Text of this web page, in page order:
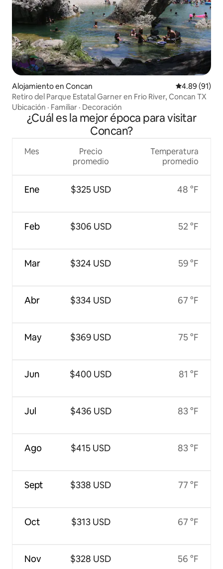
Alojamiento en Concan Calificación
4.89 (91)
Retiro del Parque Estatal Garner en Frio River, Concan TX
Ubicación · Familiar · Decoración
¿Cuál es la mejor época para visitar
Concan?
Mes
Ene
Feb
Mar
Abr
May
Jun
Jul
Ago
Sept
Oct
Nov
Precio
promedio
$325 USD
$306 USD
$324 USD
$334 USD
$369 USD
$400 USD
$436 USD
$415 USD
$338 USD
$313 USD
$328 USD
Temperatura
promedio
48 °F
52 °F
59 °F
67 °F
75 °F
81 °F
83 °F
83 °F
77 °F
67 °F
56 °F